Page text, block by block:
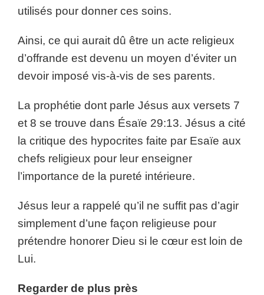
utilisés pour donner ces soins.
Ainsi, ce qui aurait dû être un acte religieux
d’offrande est devenu un moyen d’éviter un
devoir imposé vis-à-vis de ses parents.
La prophétie dont parle Jésus aux versets 7
et 8 se trouve dans Ésaïe 29:13. Jésus a cité
la critique des hypocrites faite par Esaïe aux
chefs religieux pour leur enseigner
l’importance de la pureté intérieure.
Jésus leur a rappelé qu’il ne suffit pas d’agir
simplement d’une façon religieuse pour
prétendre honorer Dieu si le cœur est loin de
Lui.
Regarder de plus près